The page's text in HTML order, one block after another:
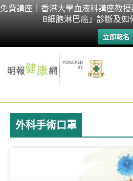
免費講座｜香港大學血液科講座教
B細胞淋巴癌」診斷及如
立即報名
Skip
外科手術口罩
Page